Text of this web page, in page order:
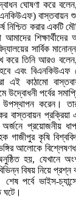
ঘোষণা করে
বাস্তবায়ন
নিশ্চিত করার একটি
আমাদের
সার্বিক
করে তিনি আরও বলেন,
এবং বিএনকিউএফ
এই কাঠামো
উদ্বোধনী পর্বের
করেন।
বাস্তবায়ন প্রক্রিয়া
প্রয়োজনীয়
কৃষি
আলোকে
হয়, যেখানে
বিষয় নিয়ে প্রশ্ন
পর্বে ভাইস-
ঘটে।